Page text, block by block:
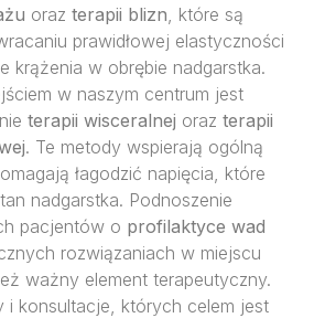
oraz terapii blizn, które są
prawidłowej elastyczności
krążenia w obrębie nadgarstka.
w naszym centrum jest
terapii wisceralnej oraz terapii
. Te metody wspierają ogólną
łagodzić napięcia, które
nadgarstka. Podnoszenie
pacjentów o profilaktyce wad
rozwiązaniach w miejscu
ważny element terapeutyczny.
i konsultacje, których celem jest